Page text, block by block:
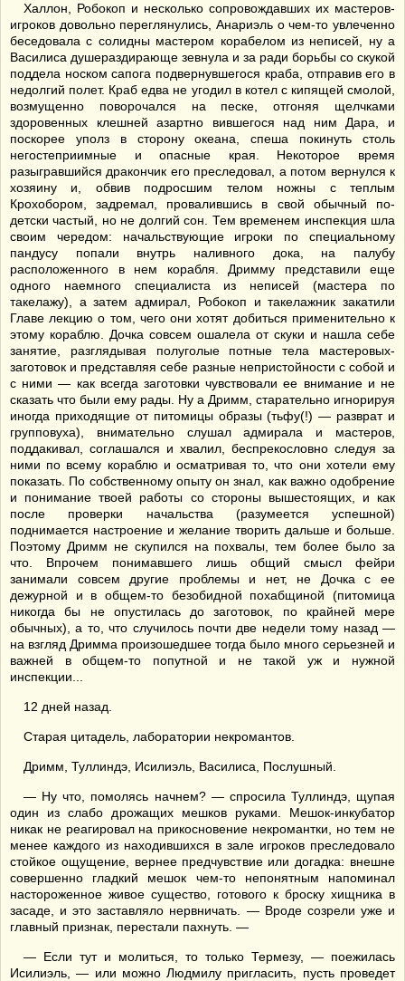
Халлон, Робокоп и несколько сопровождавших их мастеров-
игроков довольно переглянулись, Анариэль о чем-то увлеченно
беседовала с солидны мастером корабелом из неписей, ну а
Василиса душераздирающе зевнула и за ради борьбы со скукой
поддела носком сапога подвернувшегося краба, отправив его в
недолгий полет. Краб едва не угодил в котел с кипящей смолой,
возмущенно поворочался на песке, отгоняя щелчками
здоровенных клешней азартно вившегося над ним Дара, и
поскорее уполз в сторону океана, спеша покинуть столь
негостеприимные и опасные края. Некоторое время
разыгравшийся дракончик его преследовал, а потом вернулся к
хозяину и, обвив подросшим телом ножны с теплым
Крохобором, задремал, провалившись в свой обычный по-
детски частый, но не долгий сон. Тем временем инспекция шла
своим чередом: начальствующие игроки по специальному
пандусу попали внутрь наливного дока, на палубу
расположенного в нем корабля. Дримму представили еще
одного наемного специалиста из неписей (мастера по
такелажу), а затем адмирал, Робокоп и такелажник закатили
Главе лекцию о том, чего они хотят добиться применительно к
этому кораблю. Дочка совсем ошалела от скуки и нашла себе
занятие, разглядывая полуголые потные тела мастеровых-
заготовок и представляя себе разные непристойности с собой и
с ними — как всегда заготовки чувствовали ее внимание и не
сказать что были ему рады. Ну а Дримм, старательно игнорируя
иногда приходящие от питомицы образы (тьфу(!) — разврат и
групповуха), внимательно слушал адмирала и мастеров,
поддакивал, соглашался и хвалил, беспрекословно следуя за
ними по всему кораблю и осматривая то, что они хотели ему
показать. По собственному опыту он знал, как важно одобрение
и понимание твоей работы со стороны вышестоящих, и как
после проверки начальства (разумеется успешной)
поднимается настроение и желание творить дальше и больше.
Поэтому Дримм не скупился на похвалы, тем более было за
что. Впрочем понимавшего лишь общий смысл фейри
занимали совсем другие проблемы и нет, не Дочка с ее
дежурной и в общем-то безобидной похабщиной (питомица
никогда бы не опустилась до заготовок, по крайней мере
обычных), а то, что случилось почти две недели тому назад —
на взгляд Дримма произошедшее тогда было много серьезней и
важней в общем-то попутной и не такой уж и нужной
инспекции...
12 дней назад.
Старая цитадель, лаборатории некромантов.
Дримм, Туллиндэ, Исилиэль, Василиса, Послушный.
— Ну что, помолясь начнем? — спросила Туллиндэ, щупая
один из слабо дрожащих мешков руками. Мешок-инкубатор
никак не реагировал на прикосновение некромантки, но тем не
менее каждого из находившихся в зале игроков преследовало
стойкое ощущение, вернее предчувствие или догадка: внешне
совершенно гладкий мешок чем-то непонятным напоминал
настороженное живое существо, готового к броску хищника в
засаде, и это заставляло нервничать. — Вроде созрели уже и
главный признак, перестали пахнуть. —
— Если тут и молиться, то только Термезу, — поежилась
Исилиэль, — или можно Людмилу пригласить, пусть проведет